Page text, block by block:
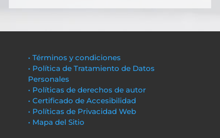
• Términos y condiciones
• Política de Tratamiento de Datos
Personales
• Políticas de derechos de autor
• Certificado de Accesibilidad
• Políticas de Privacidad Web
• Mapa del Sitio